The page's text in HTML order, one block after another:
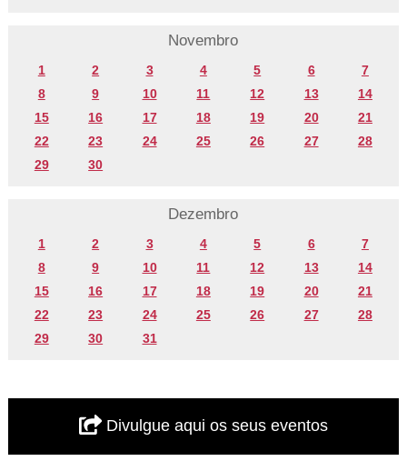
Novembro
1 2 3 4 5 6
7
8
9 10 11 12 13
14
15
16 17 18 19 20
21
22
23 24 25 26 27
28
29
30
Dezembro
1 2 3 4 5 6
7
8
9 10 11 12 13
14
15
16 17 18 19 20
21
22
23 24 25 26 27
28
29
30 31
Divulgue aqui os seus eventos